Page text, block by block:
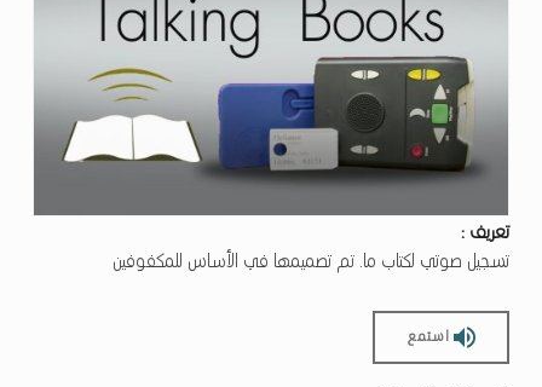
تعريف :
تسجيل صوتي لكتاب ما. تم تصميمها في الأساس للمكفوفين
استمع